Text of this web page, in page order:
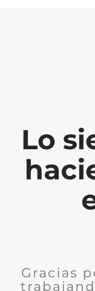
Lo
Gracias